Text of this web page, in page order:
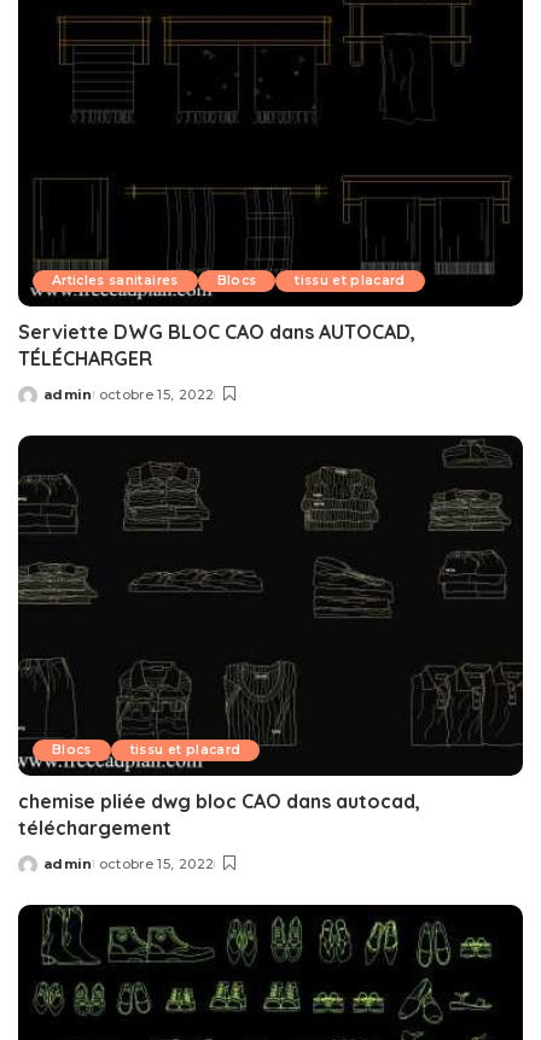
Articles sanitaires Blocs tissu et placard
Serviette DWG BLOC CAO dans AUTOCAD,
TÉLÉCHARGER
Posted
admin octobre 15, 2022
Blocs tissu et placard
chemise pliée dwg bloc CAO dans autocad,
téléchargement
Posted
admin octobre 15, 2022